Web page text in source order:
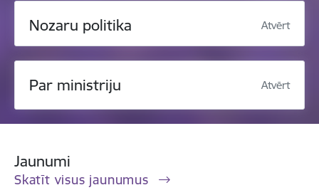
Nozaru politika Atvērt
Par ministriju Atvērt
Jaunumi
Skatīt visus jaunumus